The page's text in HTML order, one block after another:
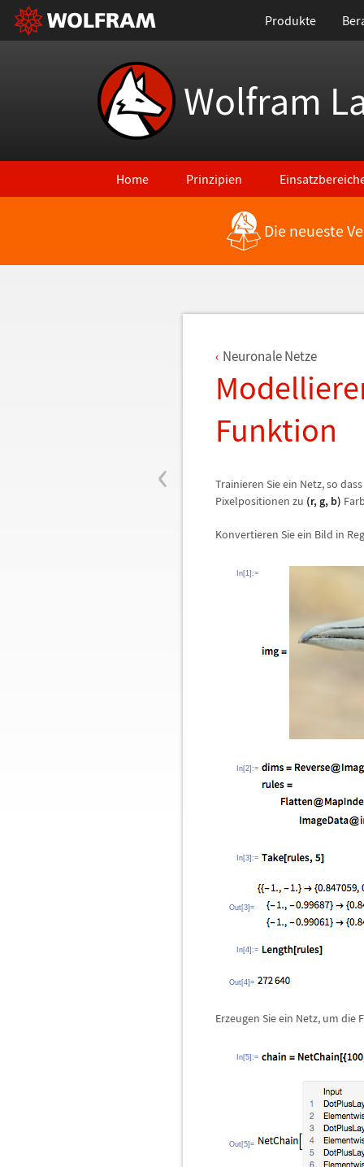
Produkte
Wolfram
Home Prinzipien
Zurück zu den neuesten FeaturesDie neueste
‹
Neuronale Netze
Funktion
Trainieren Sie ein Netz, so
Pixelpositionen zu (r,g, b)
Konvertieren Sie ein Bild in
In[1]:=
In[2]:=
In[3]:=
Out[3]=
In[4]:=
Out[4]=
Erzeugen Sie ein Netz, um
In[5]:=
Out[5]=